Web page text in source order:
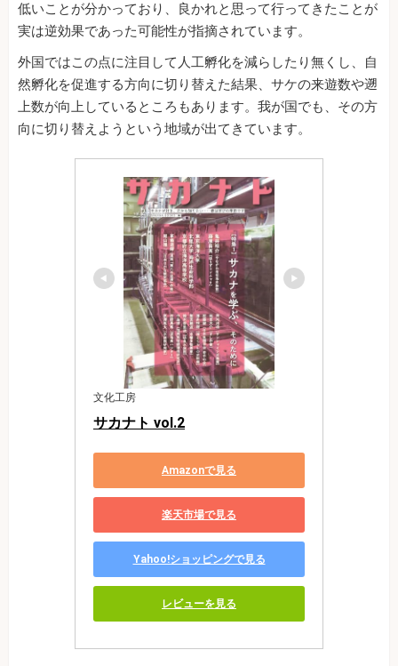
低いことが分かっており、良かれと思って行ってきたことが
実は逆効果であった可能性が指摘されています。
外国ではこの点に注目して人工孵化を減らしたり無くし、自
然孵化を促進する方向に切り替えた結果、サケの来遊数や遡
上数が向上しているところもあります。我が国でも、その方
向に切り替えようという地域が出てきています。
文化工房
サカナト vol.2
Amazonで見る
楽天市場で見る
Yahoo!ショッピングで見る
レビューを見る